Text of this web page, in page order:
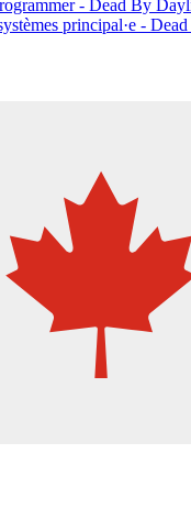
- Dead By
principal·e -